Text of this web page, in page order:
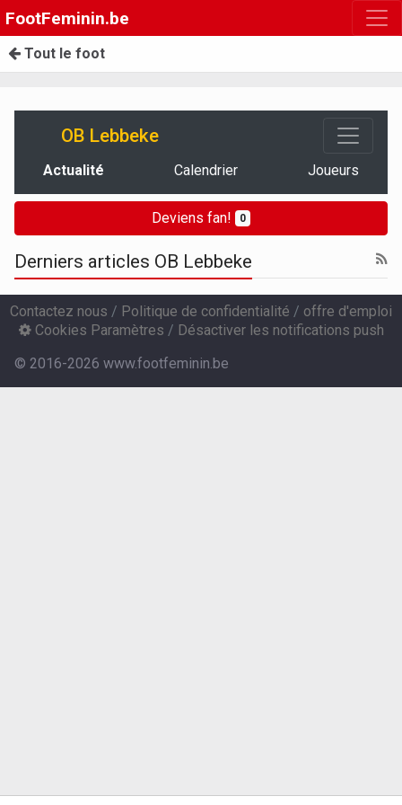
FootFeminin.be
Tout le foot
OB Lebbeke
Actualité Calendrier Joueurs
Deviens fan! 0
Derniers articles OB Lebbeke
Contactez nous / Politique de confidentialité / offre d'emploi
Cookies Paramètres / Désactiver les notifications push
© 2016-2026 www.footfeminin.be